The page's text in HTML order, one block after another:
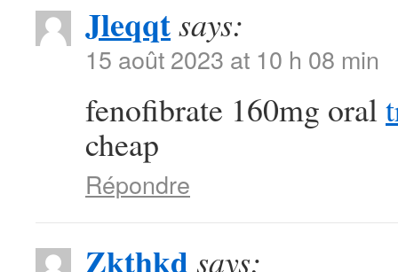
Jleqqtsays:
15 août 2023 at 10 h 08 min
fenofibrate 160mg oral
cheap
Répondre
Zkthkdsays: